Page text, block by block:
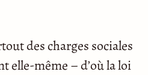
des charges sociales
elle-même – d’où la loi